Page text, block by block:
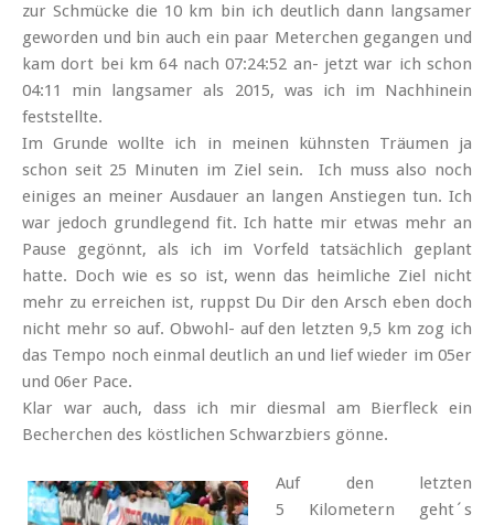
zur Schmücke die 10 km bin ich deutlich dann langsamer
geworden und bin auch ein paar Meterchen gegangen und
kam dort bei km 64 nach 07:24:52 an- jetzt war ich schon
04:11 min langsamer als 2015, was ich im Nachhinein
feststellte.
Im Grunde wollte ich in meinen kühnsten Träumen ja
schon seit 25 Minuten im Ziel sein. Ich muss also noch
einiges an meiner Ausdauer an langen Anstiegen tun. Ich
war jedoch grundlegend fit. Ich hatte mir etwas mehr an
Pause gegönnt, als ich im Vorfeld tatsächlich geplant
hatte. Doch wie es so ist, wenn das heimliche Ziel nicht
mehr zu erreichen ist, ruppst Du Dir den Arsch eben doch
nicht mehr so auf. Obwohl- auf den letzten 9,5 km zog ich
das Tempo noch einmal deutlich an und lief wieder im 05er
und 06er Pace.
Klar war auch, dass ich mir diesmal am Bierfleck ein
Becherchen des köstlichen Schwarzbiers gönne.
Auf den letzten
5 Kilometern geht´s